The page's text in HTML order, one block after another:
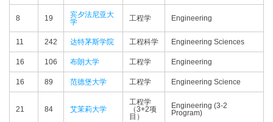
8 19
宾夕法尼亚大
学
工程学 Engineering
11 242 达特茅斯学院 工程科学 Engineering Sciences
16 106 布朗大学 工程学 Engineering
16 89 范德堡大学 工程学 Engineering Science
21 84 艾茉莉大学
工程学
（3+2项
目）
Engineering (3-2
Program)